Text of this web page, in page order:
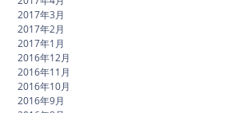
2017年3月
2017年2月
2017年1月
2016年12月
2016年11月
2016年10月
2016年9月